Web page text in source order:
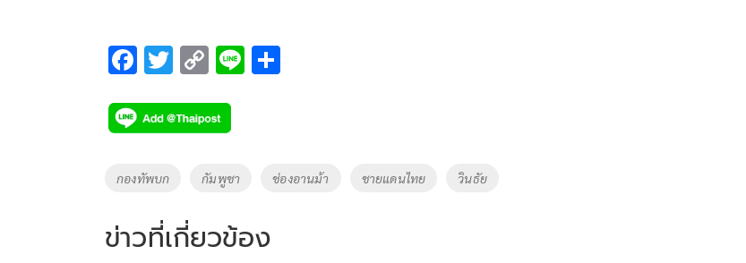
F
e
b
o
k
T
tt
er
C
p
y
Li
k
Li
Tags
กองทัพบก กัมพูชา ช่องอานม้า ชายแดนไทย วินธัย
ข่าวที่เกี่ยวข้อง